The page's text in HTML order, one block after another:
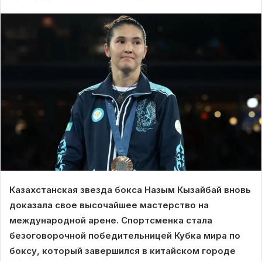
Казахстанская звезда бокса Назым Кызайбай вновь
доказала свое высочайшее мастерство на
международной арене. Спортсменка стала
безоговорочной победительницей Кубка мира по
боксу, который завершился в китайском городе